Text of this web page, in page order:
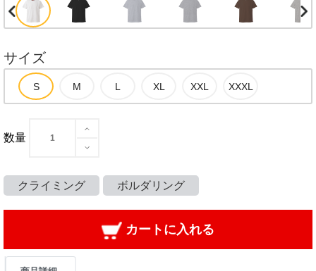
サイズ
数量
クライミング ボルダリング
カートに入れる